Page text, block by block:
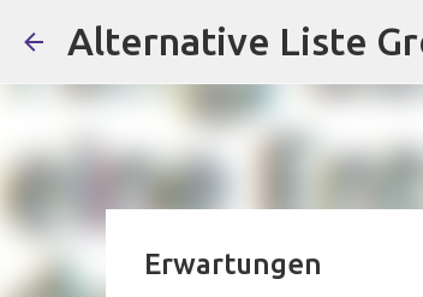
Alternative Liste
Erwartungen